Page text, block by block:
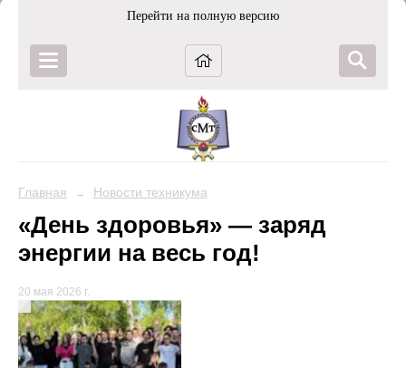
Перейти на полную версию
Главная → Новости техникума
«День здоровья» — заряд
энергии на весь год!
20 мая 2026 г.